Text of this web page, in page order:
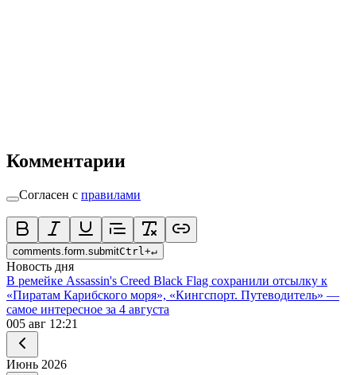
Комментарии
Согласен с правилами
comments.form.submitCtrl +↵
Новость дня
В ремейке Assassin's Creed Black Flag сохранили отсылку к
«Пиратам Карибского моря», «Кингспорт. Путеводитель» —
самое интересное за 4 августа
005 авг 12:21
Июнь 2026